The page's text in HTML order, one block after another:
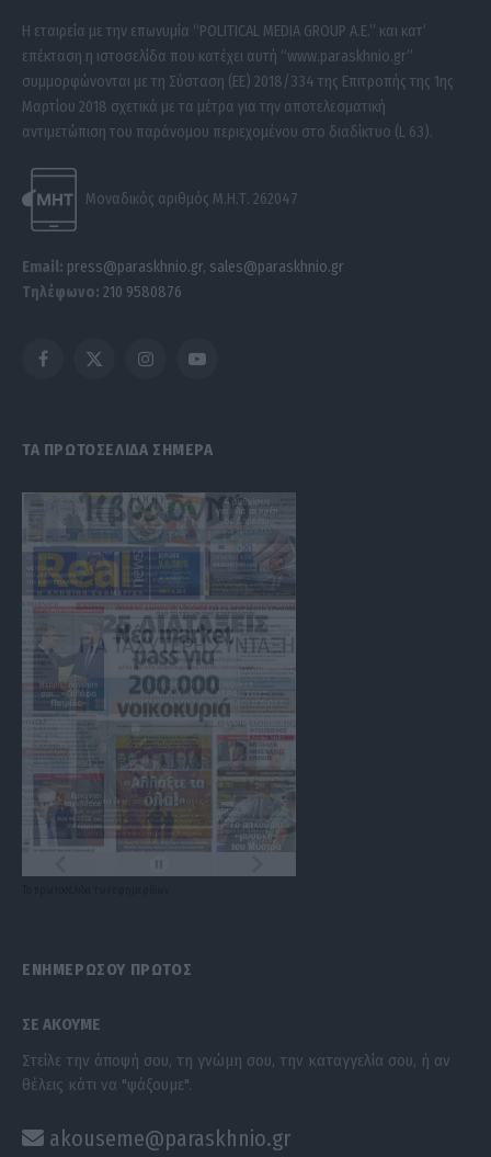
Η εταιρεία με την επωνυμία “POLITICAL MEDIA GROUP A.E.” και κατ’
επέκταση η ιστοσελίδα που κατέχει αυτή “www.paraskhnio.gr”
συμμορφώνονται με τη Σύσταση (ΕΕ) 2018/334 της Επιτροπής της 1ης
Μαρτίου 2018 σχετικά με τα μέτρα για την αποτελεσματική
αντιμετώπιση του παράνομου περιεχομένου στο διαδίκτυο (L 63).
Μοναδικός αριθμός Μ.Η.Τ. 262047
Email: press@paraskhnio.gr, sales@paraskhnio.gr
Τηλέφωνο: 210 9580876
Facebook
X
InstagramYouTube
ΤΑ ΠΡΩΤΟΣΕΛΙΔΑ ΣΗΜΕΡΑ
ΕΝΗΜΕΡΩΣΟΥ ΠΡΩΤΟΣ
ΣΕ ΑΚΟΥΜΕ
Στείλε την άποψή σου, τη γνώμη σου, την καταγγελία σου, ή αν
θέλεις κάτι να "ψάξουμε".
akouseme@paraskhnio.gr